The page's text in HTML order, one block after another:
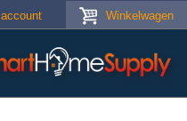
Winkelwagen